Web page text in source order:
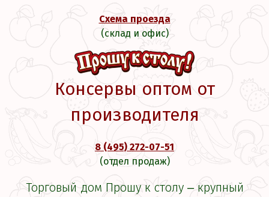
Схема проезда
(склад и офис)
Консервы оптом от
производителя
8 (495) 272-07-51
(отдел продаж)
Торговый дом Прошу к столу ‒ крупный